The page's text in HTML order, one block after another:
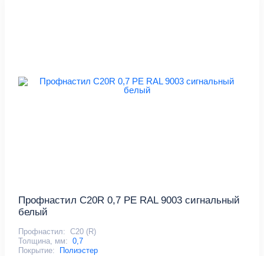
Профнастил С20R 0,7 PE RAL 9003 сигнальный
белый
Профнастил: С20 (R)
Толщина, мм: 0,7
Покрытие:
Полиэстер